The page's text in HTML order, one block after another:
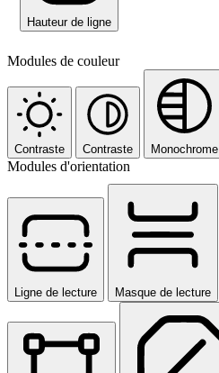
Hauteur de ligne
Modules de couleur
Contraste Contraste Monochrome
Modules d'orientation
Ligne de lecture Masque de lecture